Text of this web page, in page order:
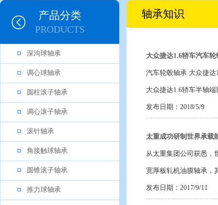
产品分类
PRODUCTS
深沟球轴承
调心球轴承
圆柱滚子轴承
调心滚子轴承
滚针轴承
角接触球轴承
圆锥滚子轴承
推力球轴承
轴承知识
大众捷达1.6轿车汽车
汽车轮毂轴承 大众捷
大众捷达1.6轿车半轴
发布日期：2018/5/9
太重成功研制世界承载
从太重集团公司获悉
宽厚板轧机油膜轴承，
发布日期：2017/9/11